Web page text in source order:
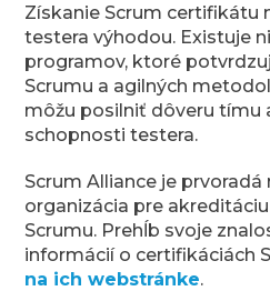
Získanie Scrum certifikátu
testera výhodou. Existuje
programov, ktoré
Scrumu a agilných
môžu posilniť dôveru tímu
schopnosti testera.
Scrum Alliance je
organizácia pre
Scrumu. Prehĺb svoje
informácií o certifikáciách
na ich webstránke.